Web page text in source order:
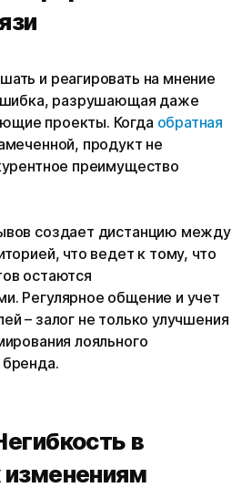
и реагировать на мнение
разрушающая даже
проекты. Когда обратная
продукт не
преимущество
создает дистанцию между
что ведет к тому, что
остаются
Регулярное общение и учет
– залог не только улучшения
лояльного
в
изменениям